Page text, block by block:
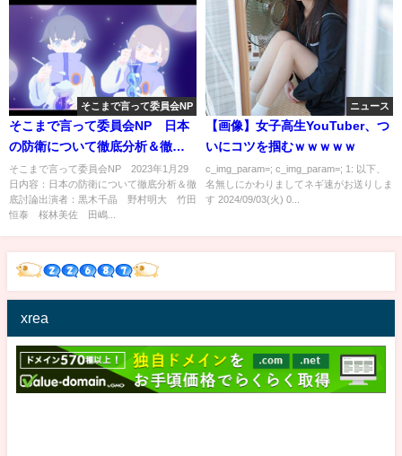
そこまで言って委員会NP
そこまで言って委員会NP 日本
の防衛について徹底分析＆徹底
討論 1月29日
そこまで言って委員会NP 2023年1月29
日内容：日本の防衛について徹底分析＆徹
底討論出演者：黒木千晶 野村明大 竹田
恒泰 桜林美佐 田嶋...
ニュース
【画像】女子高生YouTuber、つ
いにコツを掴むｗｗｗｗｗ
c_img_param=; c_img_param=; 1: 以下、
名無しにかわりましてネギ速がお送りしま
す 2024/09/03(火) 0...
xrea